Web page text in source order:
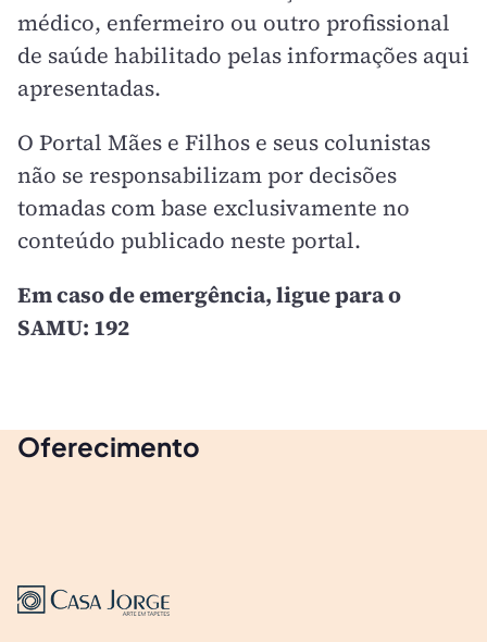
médico, enfermeiro ou outro profissional
de saúde habilitado pelas informações aqui
apresentadas.
O Portal Mães e Filhos e seus colunistas
não se responsabilizam por decisões
tomadas com base exclusivamente no
conteúdo publicado neste portal.
Em caso de emergência, ligue para o
SAMU: 192
Oferecimento